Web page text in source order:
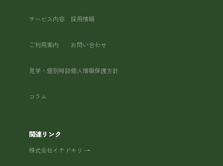
サービス内容
ご利用案内
見学・個別相談
コラム
採用情報
お問い合わせ
個人情報保護方針
関連リンク
株式会社イチドキリ →